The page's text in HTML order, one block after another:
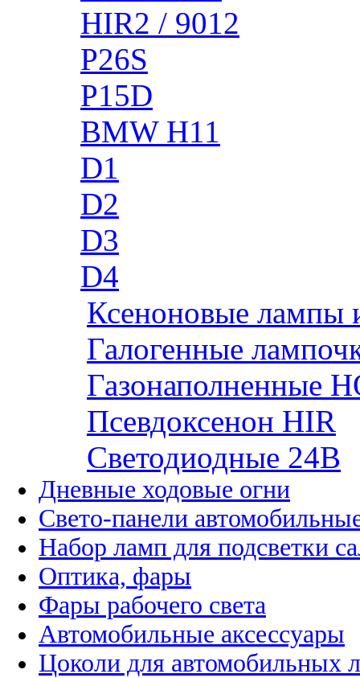
HIR2 / 9012
P26S
P15D
BMW H11
D1
D2
D3
D4
Ксеноновые лампы
Галогенные
Газонаполненные
Псевдоксенон HIR
Cветодиодные 24B
Дневные ходовые огни
Свето-панели
Набор ламп для подсветки
Оптика, фары
Фары рабочего света
Автомобильные аксессуары
Цоколи для автомобильных